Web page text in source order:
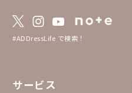
#ADDressLife で検索！
サービス